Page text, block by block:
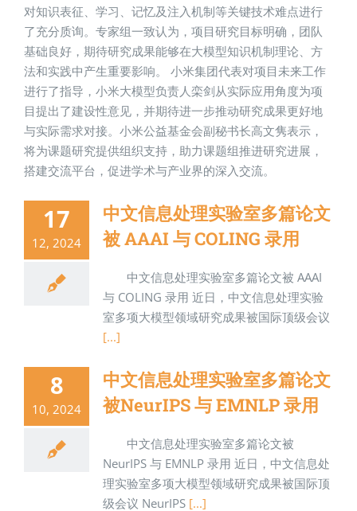
对知识表征、学习、记忆及注入机制等关键技术难点进行
了充分质询。专家组一致认为，项目研究目标明确，团队
基础良好，期待研究成果能够在大模型知识机制理论、方
法和实践中产生重要影响。 小米集团代表对项目未来工作
进行了指导，小米大模型负责人栾剑从实际应用角度为项
目提出了建设性意见，并期待进一步推动研究成果更好地
与实际需求对接。小米公益基金会副秘书长高文隽表示，
将为课题研究提供组织支持，助力课题组推进研究进展，
搭建交流平台，促进学术与产业界的深入交流。
17
12, 2024
中文信息处理实验室多篇论文
被 AAAI 与 COLING 录用
中文信息处理实验室多篇论文被 AAAI
与 COLING 录用 近日，中文信息处理实验
室多项大模型领域研究成果被国际顶级会议
[...]
8
10, 2024
中文信息处理实验室多篇论文
被NeurIPS 与 EMNLP 录用
中文信息处理实验室多篇论文被
NeurIPS 与 EMNLP 录用 近日，中文信息处
理实验室多项大模型领域研究成果被国际顶
级会议 NeurIPS [...]